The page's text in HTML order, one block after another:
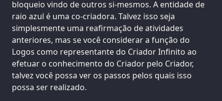
bloqueio vindo de outros si-mesmos. A entidade de
raio azul é uma co-criadora. Talvez isso seja
simplesmente uma reafirmação de atividades
anteriores, mas se você considerar a função do
Logos como representante do Criador Infinito ao
efetuar o conhecimento do Criador pelo Criador,
talvez você possa ver os passos pelos quais isso
possa ser realizado.